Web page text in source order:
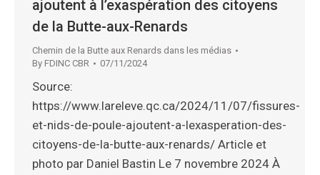
ajoutent à l’exaspération des citoyens
de la Butte-aux-Renards
Chemin de la Butte aux Renards dans les médias
By FDINC CBR 07/11/2024
Source:
https://www.lareleve.qc.ca/2024/11/07/fissures-
et-nids-de-poule-ajoutent-a-lexasperation-des-
citoyens-de-la-butte-aux-renards/ Article et
photo par Daniel Bastin Le 7 novembre 2024 À